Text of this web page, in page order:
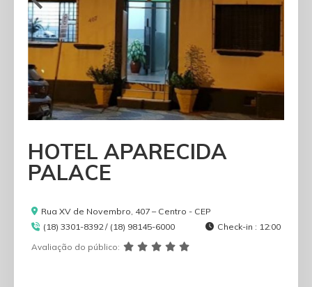
HOTEL APARECIDA
PALACE
Rua XV de Novembro, 407 – Centro - CEP
(18) 3301-8392 / (18) 98145-6000
Check-in : 12:00
Avaliação do público: